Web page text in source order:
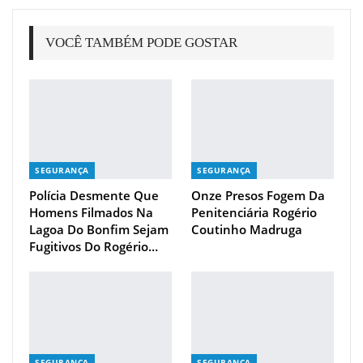
VOCÊ TAMBÉM PODE GOSTAR
SEGURANÇA
Polícia Desmente Que
Homens Filmados Na
Lagoa Do Bonfim Sejam
Fugitivos Do Rogério…
SEGURANÇA
Onze Presos Fogem Da
Penitenciária Rogério
Coutinho Madruga